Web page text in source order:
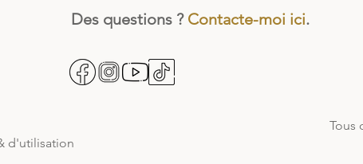
Des questions ? Contacte-moi ici.
d'utilisation
Tous